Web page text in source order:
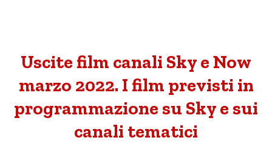
Uscite film canali Sky e Now
marzo 2022. I film previsti in
programmazione su Sky e sui
canali tematici